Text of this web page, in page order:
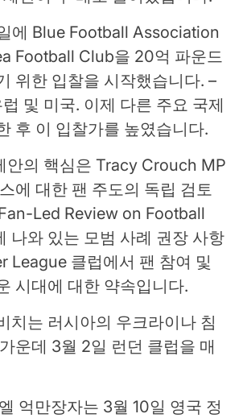
에 Blue Football Association
Football Club을 20억 파운드
위한 입찰을 시작했습니다. –
및 미국. 이제 다른 주요 국제
후 이 입찰가를 높였습니다.
안의 핵심은 Tracy Crouch MP
에 대한 팬 주도의 독립 검토
Led Review on Football
나와 있는 모범 사례 권장 사항
League 클럽에서 팬 참여 및
시대에 대한 약속입니다.
치는 러시아의 우크라이나 침
운데 3월 2일 런던 클럽을 매
억만장자는 3월 10일 영국 정